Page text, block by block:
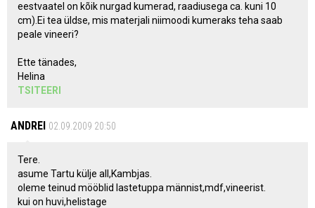
eestvaatel on kõik nurgad kumerad, raadiusega ca. kuni 10
cm).Ei tea üldse, mis materjali niimoodi kumeraks teha saab
peale vineeri?
Ette tänades,
Helina
TSITEERI
ANDREI 02.09.2009 20:50
Tere.
asume Tartu külje all,Kambjas.
oleme teinud mööblid lastetuppa männist,mdf,vineerist.
kui on huvi,helistage